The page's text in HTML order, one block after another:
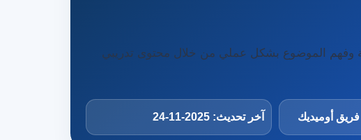
وفهم الموضوع بشكل عملي من خلال محتوى تدريبي
أوميديك آخر تحديث: 2025-11-24